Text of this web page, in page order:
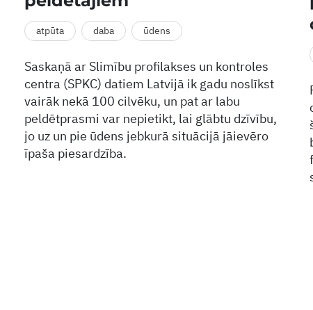
atpūta daba ūdens
Saskaņā ar Slimību profilakses un kontroles
centra (SPKC) datiem Latvijā ik gadu noslīkst
vairāk nekā 100 cilvēku, un pat ar labu
peldētprasmi var nepietikt, lai glābtu dzīvību,
jo uz un pie ūdens jebkurā situācijā jāievēro
īpaša piesardzība.